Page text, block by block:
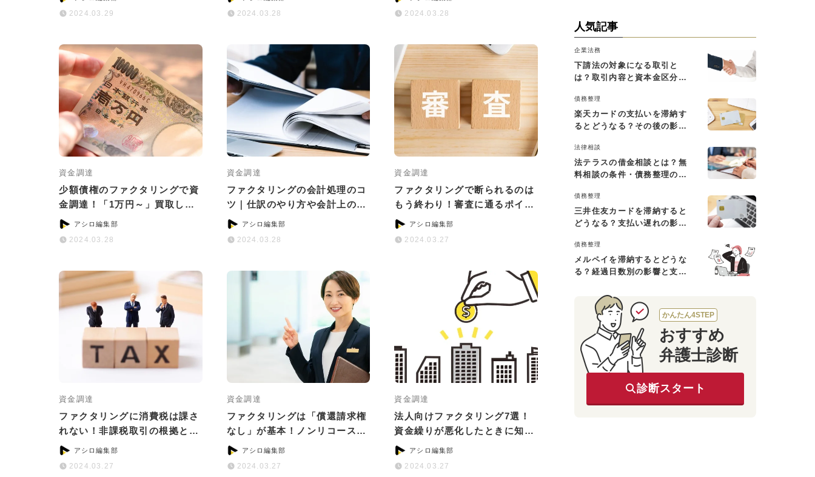
2024.03.29 2024.03.28 2024.03.28
資金調達
少額債権のファクタリングで資
金調達！「1万円～」買取して
いるサービス5選
アシロ編集部
2024.03.28
資金調達
ファクタリングの会計処理のコ
ツ｜仕訳のやり方や会計上の注
意点について
アシロ編集部
2024.03.28
資金調達
ファクタリングで断られるのは
もう終わり！審査に通るポイン
トと通過率が高い会社5選
アシロ編集部
2024.03.27
資金調達
ファクタリングに消費税は課さ
れない！非課税取引の根拠と計
算ポイント
アシロ編集部
2024.03.27
資金調達
ファクタリングは「償還請求権
なし」が基本！ノンリコースで
おすすめのサービス5選
アシロ編集部
2024.03.27
資金調達
法人向けファクタリング7選！
資金繰りが悪化したときに知っ
ておきたいこと
アシロ編集部
2024.03.27
人気記事
企業法務
下請法の対象になる取引と
は？取引内容と資本金区分に
債務整理
楽天カードの支払いを滞納す
るとどうなる？その後の影響
法律相談
法テラスの借金相談とは？無
料相談の条件・債務整理の費
債務整理
三井住友カードを滞納すると
どうなる？支払い遅れの影響
債務整理
メルペイを滞納するとどうな
る？経過日数別の影響と支払
かんたん4STEP
おすすめ
弁護士診断
診断スタート